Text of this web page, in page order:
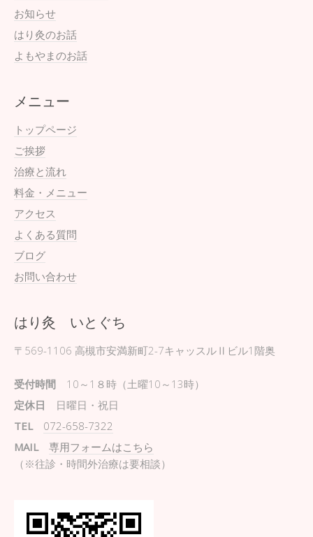
お知らせ
はり灸のお話
よもやまのお話
メニュー
トップページ
ご挨拶
治療と流れ
料金・メニュー
アクセス
よくある質問
ブログ
お問い合わせ
はり灸 いとぐち
〒569-1106 高槻市安満新町2-7キャッスルⅡビル1階奥
受付時間 10～1８時（土曜10～13時）
定休日 日曜日・祝日
TEL
072-658-7322
MAIL
専用フォームはこちら
（※往診・時間外治療は要相談）